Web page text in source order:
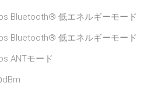
Bluetooth® 低エネルギーモード
Bluetooth® 低エネルギーモード
ANTモード
dBm